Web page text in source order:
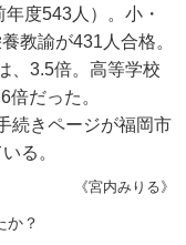
度543人）。小・
教諭が431人合格。
、3.5倍。高等学校
だった。
続きページが福岡市
る。
《宮内みりる》
か？